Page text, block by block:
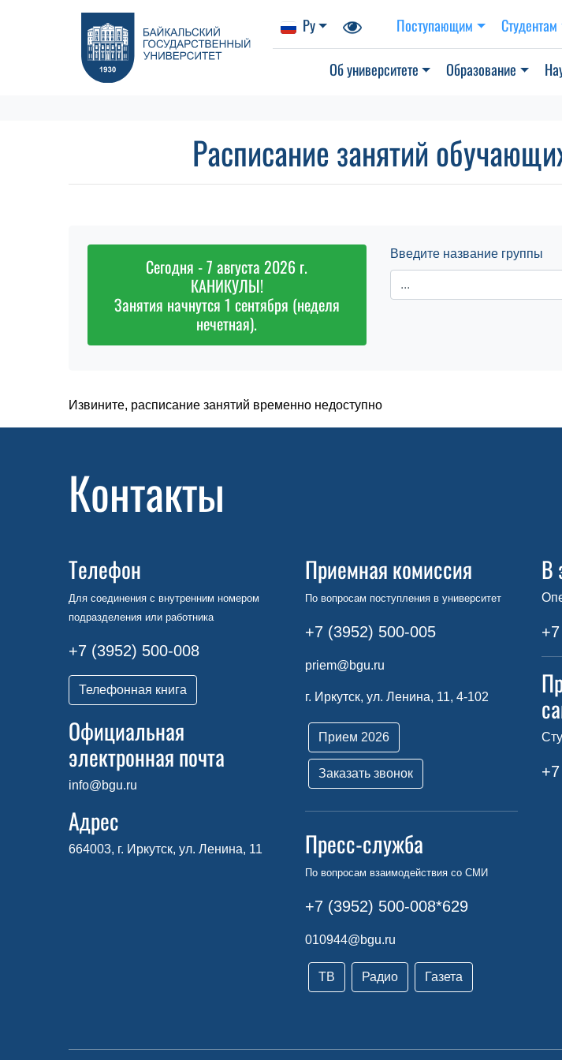
Ру Поступающим Студентам
Об университете Образование
Расписание занятий
Сегодня - 7 августа 2026 г.
КАНИКУЛЫ!
Занятия начнутся 1 сентября (неделя
нечетная).
Введите название группы
Извините, расписание занятий временно недоступно
Контакты
Телефон
Для соединения с внутренним номером
подразделения или работника
+7 (3952) 500-008
Телефонная книга
Официальная
электронная почта
info@bgu.ru
Адрес
664003, г. Иркутск, ул. Ленина, 11
Приемная комиссия
По вопросам поступления в университет
+7 (3952) 500-005
priem@bgu.ru
г. Иркутск, ул. Ленина, 11, 4-102
Прием 2026
Заказать звонок
Пресс-служба
По вопросам взаимодействия со СМИ
+7 (3952) 500-008*629
010944@bgu.ru
ТВ Радио Газета
В